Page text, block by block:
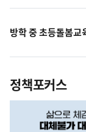
방학 중 초등돌봄교
정책포커스